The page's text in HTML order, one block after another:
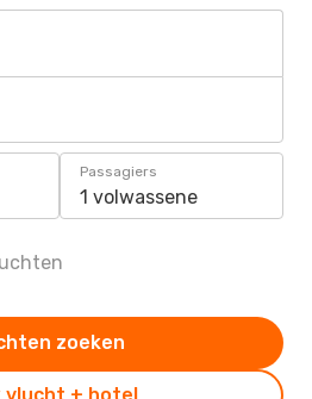
Passagiers
1 volwassene
zoeken